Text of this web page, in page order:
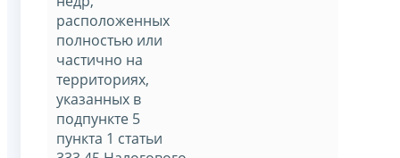
расположенных
полностью или
частично на
территориях,
указанных в
подпункте 5
пункта 1 статьи